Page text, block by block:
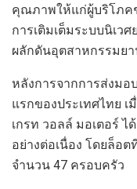
คุณภาพให้แก่ผู้บริโภค
การเติมเต็มระบบนิเว
ผลักดันอุตสาหกรรมย
หลังการจากการส่งมอบ
แรกของประเทศไทย
เกรท วอลล์ มอเตอร์
อย่างต่อเนื่อง โดยล็อ
จำนวน 47 ครอบครัว